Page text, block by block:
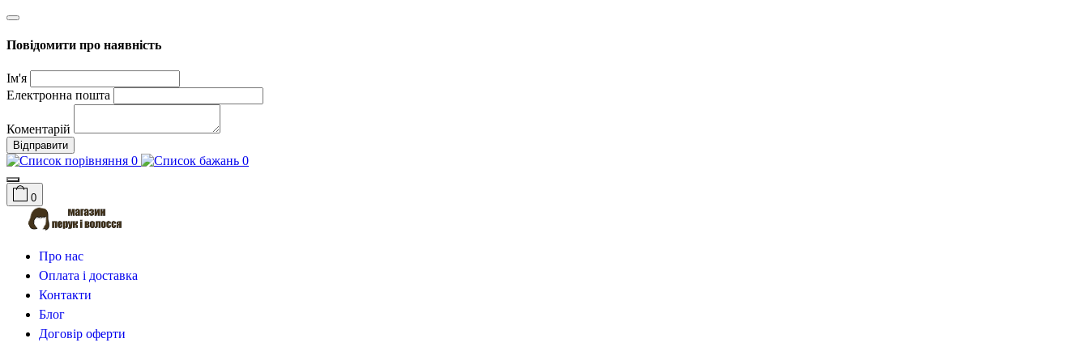
Повідомити про наявність
Ім'я
Електронна пошта
Коментарій
Відправити
0 0
0
Про нас
Оплата і доставка
Контакти
Блог
Договір оферти